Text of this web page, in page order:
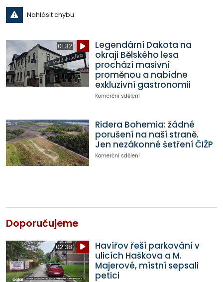
Nahlásit chybu
01:32
Legendární Dakota na
okraji Bělského lesa
prochází masivní
proměnou a nabídne
exkluzivní gastronomii
Komerční sdělení
Ridera Bohemia: žádné
porušení na naší straně.
Jen nezákonné šetření ČIŽP
Komerční sdělení
Doporučujeme
02:38
Havířov řeší parkování v
ulicích Haškova a M.
Majerové, místní sepsali
petici